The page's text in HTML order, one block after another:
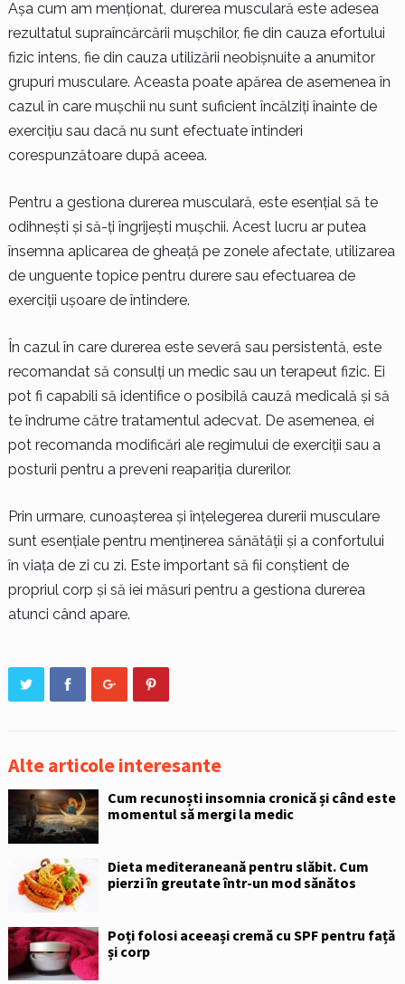
Așa cum am menționat, durerea musculară este adesea
rezultatul supraîncărcării mușchilor, fie din cauza efortului
fizic intens, fie din cauza utilizării neobișnuite a anumitor
grupuri musculare. Aceasta poate apărea de asemenea în
cazul în care mușchii nu sunt suficient încălziți înainte de
exercițiu sau dacă nu sunt efectuate întinderi
corespunzătoare după aceea.
Pentru a gestiona durerea musculară, este esențial să te
odihnești și să-ți îngrijești mușchii. Acest lucru ar putea
însemna aplicarea de gheață pe zonele afectate, utilizarea
de unguente topice pentru durere sau efectuarea de
exerciții ușoare de întindere.
În cazul în care durerea este severă sau persistentă, este
recomandat să consulți un medic sau un terapeut fizic. Ei
pot fi capabili să identifice o posibilă cauză medicală și să
te îndrume către tratamentul adecvat. De asemenea, ei
pot recomanda modificări ale regimului de exerciții sau a
posturii pentru a preveni reapariția durerilor.
Prin urmare, cunoașterea și înțelegerea durerii musculare
sunt esențiale pentru menținerea sănătății și a confortului
în viața de zi cu zi. Este important să fii conștient de
propriul corp și să iei măsuri pentru a gestiona durerea
atunci când apare.
Alte articole interesante
Cum recunoști insomnia cronică și când este
momentul să mergi la medic
Dieta mediteraneană pentru slăbit. Cum
pierzi în greutate într-un mod sănătos
Poți folosi aceeași cremă cu SPF pentru față
și corp